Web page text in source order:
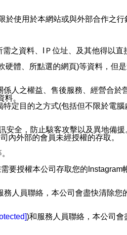
使用於本網站或與外部合作之
之資料、IＰ位址、及其他得以直
體、所點選的網頁)等資料，但
人之權益、售後服務、經營合於
。
定目的之方式(包括但不限於電腦
安全，防止駭客攻擊以及異地備援
內外部的會員未經授權的存取。
要授權本公司存取您的Instagram
人員聯絡，本公司會盡快清除您
)和服務人員聯絡，本公司會